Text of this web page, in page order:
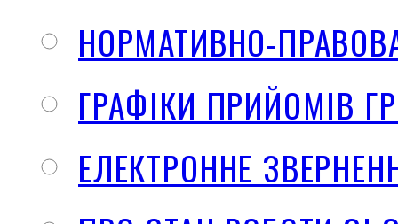
НОРМАТИВНО-
ГРАФІКИ ПРИЙОМІВ
ЕЛЕКТРОННЕ